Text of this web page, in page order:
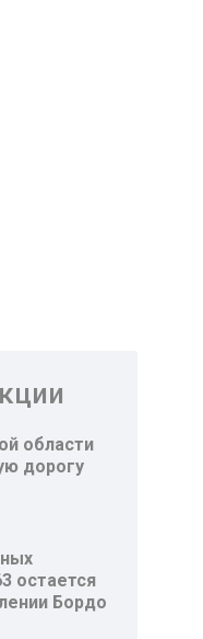
области
дорогу
остается
Бордо